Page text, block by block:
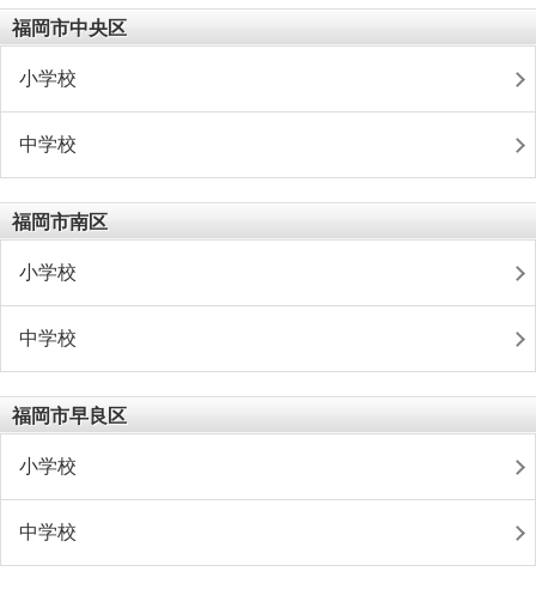
福岡市中央区
小学校
中学校
福岡市南区
小学校
中学校
福岡市早良区
小学校
中学校